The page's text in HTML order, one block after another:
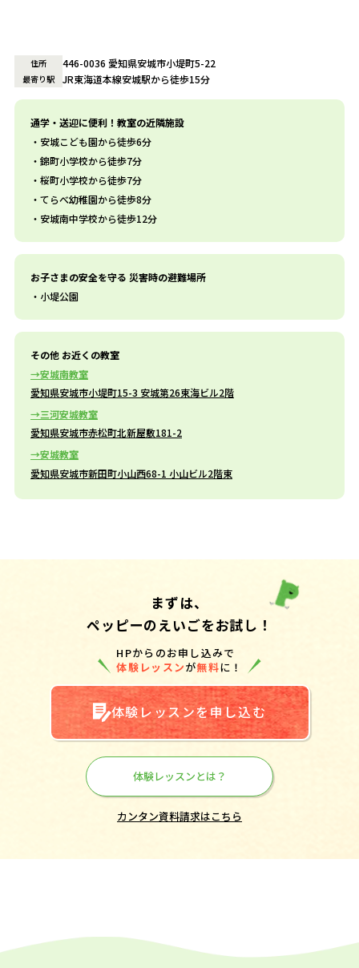
住所 446-0036 愛知県安城市小堤町5-22
最寄り駅 JR東海道本線安城駅から徒歩15分
通学・送迎に便利！教室の近隣施設
安城こども園から徒歩6分
錦町小学校から徒歩7分
桜町小学校から徒歩7分
てらべ幼稚園から徒歩8分
安城南中学校から徒歩12分
お子さまの安全を守る 災害時の避難場所
小堤公園
その他 お近くの教室
安城南教室
愛知県安城市小堤町15-3 安城第26東海ビル2階
三河安城教室
愛知県安城市赤松町北新屋敷181-2
安城教室
愛知県安城市新田町小山西68-1 小山ビル2階東
まずは、
ペッピーのえいごをお試し！
HPからのお申し込みで
体験レッスンが無料に！
体験レッスンを申し込む
体験レッスンとは？
カンタン資料請求はこちら